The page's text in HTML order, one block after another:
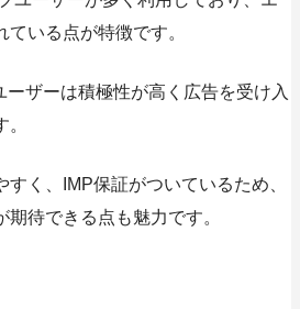
いる点が特徴です。
ーザーは積極性が高く広告を受け入
く、IMP保証がついているため、
待できる点も魅力です。